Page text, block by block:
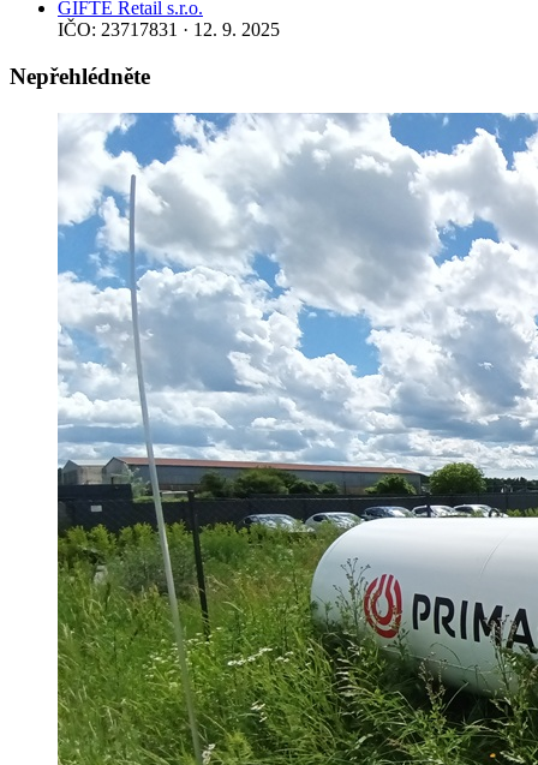
GIFTE Retail s.r.o.
IČO: 23717831 · 12. 9. 2025
Nepřehlédněte